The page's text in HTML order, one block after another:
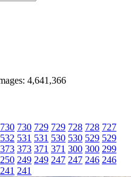
4,641,366
730 730 729 729 728 728 727
532 531 531 530 530 529 529
373 373 371 371 300 300 299
250 249 249 247 247 246 246
241 241